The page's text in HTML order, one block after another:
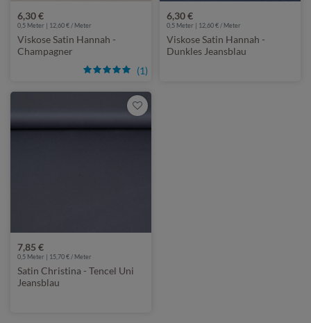
6,30 €
(1)
0,5 Meter | 12,60 € / Meter
Viskose Satin Hannah -
Champagner
6,30 €
0,5 Meter | 12,60 € / Meter
Viskose Satin Hannah -
Dunkles Jeansblau
7,85 €
0,5 Meter | 15,70 € / Meter
Satin Christina - Tencel Uni
Jeansblau